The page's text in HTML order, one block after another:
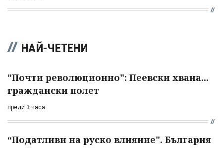
НАЙ-ЧЕТЕНИ
"Почти революционно": Пеевски хвана...
граждански полет
преди 3 часа
“Податливи на руско влияние". България